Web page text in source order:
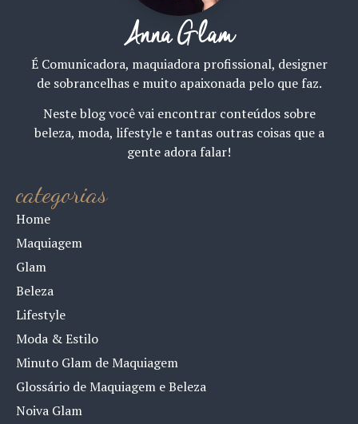
Anna Glam
É Comunicadora, maquiadora profissional, designer
de sobrancelhas e muito apaixonada pelo que faz.
Neste blog você vai encontrar conteúdos sobre
beleza, moda, lifestyle e tantas outras coisas que a
gente adora falar!
categorias
Home
Maquiagem
Glam
Beleza
Lifestyle
Moda & Estilo
Minuto Glam de Maquiagem
Glossário de Maquiagem e Beleza
Noiva Glam